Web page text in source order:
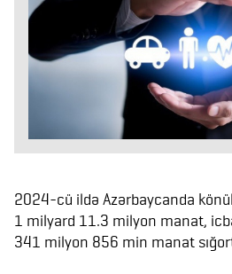
2024-cü ildə Azərbaycanda
1 milyard 11.3 milyon manat,
341 milyon 856 min manat